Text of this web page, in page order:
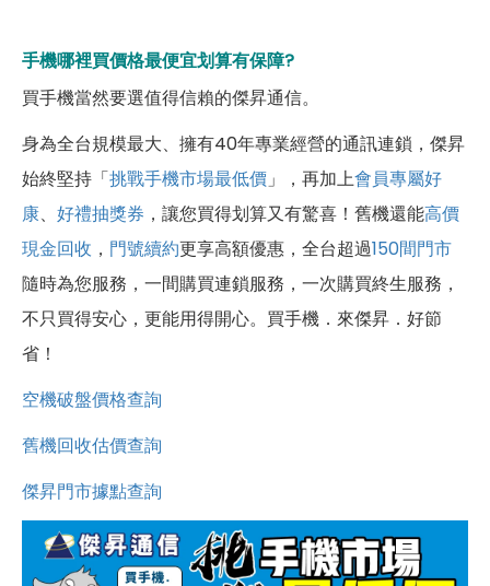
手機哪裡買價格最便宜划算有保障?
買手機當然要選值得信賴的傑昇通信。
身為全台規模最大、擁有40年專業經營的通訊連鎖，傑昇
始終堅持「挑戰手機市場最低價 」，再加上會員專屬好
康、 好禮抽獎券 ，讓您買得划算又有驚喜！舊機還能高價
現金回收 ， 門號續約更享高額優惠，全台超過150間門市
隨時為您服務，一間購買連鎖服務，一次購買終生服務，
不只買得安心，更能用得開心。買手機．來傑昇．好節
省！
空機破盤價格查詢
舊機回收估價查詢
傑昇門市據點查詢